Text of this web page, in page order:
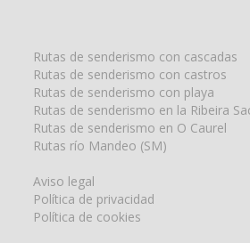
Rutas de senderismo con cascadas
Rutas de senderismo con castros
Rutas de senderismo con playa
Rutas de senderismo en la Ribeira
Rutas de senderismo en O Caurel
Rutas río Mandeo (SM)
Aviso legal
Política de privacidad
Política de cookies